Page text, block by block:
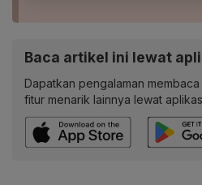
Baca artikel ini lewat
Dapatkan pengalaman
fitur menarik lainnya lewat